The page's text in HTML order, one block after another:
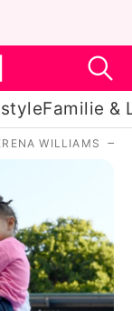
Familie &
WILLIAMS